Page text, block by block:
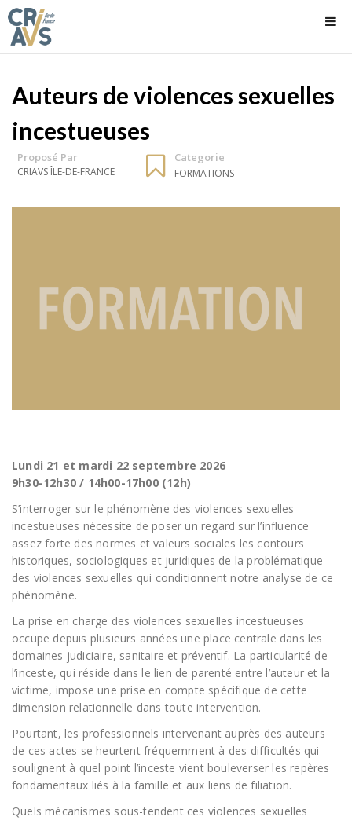
Auteurs de violences sexuelles
incestueuses
Proposé Par
CRIAVS ÎLE-DE-FRANCE
Categorie
FORMATIONS
Lundi 21 et mardi 22 septembre 2026
9h30-12h30 / 14h00-17h00 (12h)
S’interroger sur le phénomène des violences sexuelles
incestueuses nécessite de poser un regard sur l’influence
assez forte des normes et valeurs sociales les contours
historiques, sociologiques et juridiques de la problématique
des violences sexuelles qui conditionnent notre analyse de ce
phénomène.
La prise en charge des violences sexuelles incestueuses
occupe depuis plusieurs années une place centrale dans les
domaines judiciaire, sanitaire et préventif. La particularité de
l’inceste, qui réside dans le lien de parenté entre l’auteur et la
victime, impose une prise en compte spécifique de cette
dimension relationnelle dans toute intervention.
Pourtant, les professionnels intervenant auprès des auteurs
de ces actes se heurtent fréquemment à des difficultés qui
soulignent à quel point l’inceste vient bouleverser les repères
fondamentaux liés à la famille et aux liens de filiation.
Quels mécanismes sous-tendent ces violences sexuelles